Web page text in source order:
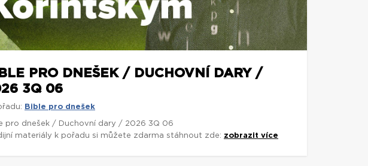
PRO DNEŠEK / DUCHOVNÍ DARY /
3Q 06
Bible pro dnešek
pro dnešek / Duchovní dary / 2026 3Q 06
materiály k pořadu si můžete zdarma stáhnout zde: zobrazit více